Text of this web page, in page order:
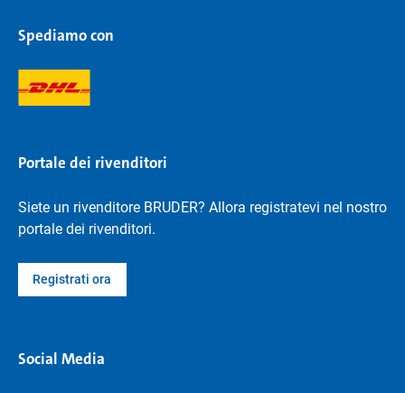
Spediamo con
Portale dei rivenditori
Siete un rivenditore BRUDER? Allora registratevi nel nostro
portale dei rivenditori.
Registrati ora
Social Media